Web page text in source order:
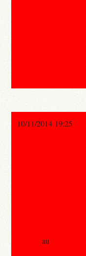
10/11/2014 19:25
au